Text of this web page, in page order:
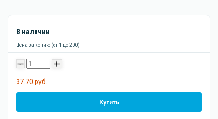
В наличии
Цена за копию (от 1 до 200)
- +
37.70 руб.
Купить